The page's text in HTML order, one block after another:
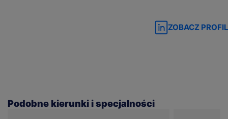
ZOBACZ
Podobne kierunki i specjalności